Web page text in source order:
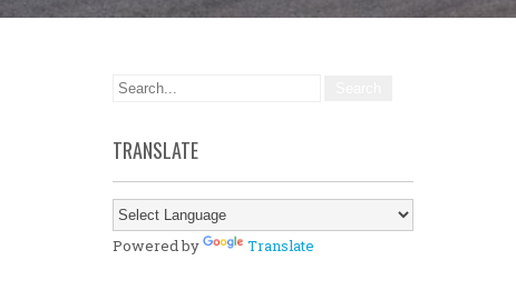
TRANSLATE
Powered by Translate